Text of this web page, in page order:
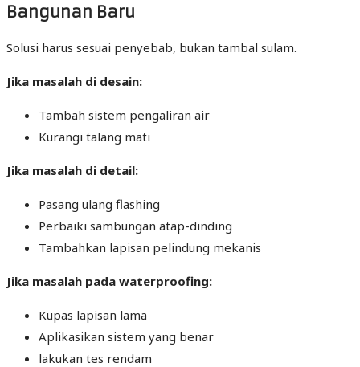
Bangunan Baru
Solusi harus sesuai penyebab, bukan tambal sulam.
Jika masalah di desain:
Tambah sistem pengaliran air
Kurangi talang mati
Jika masalah di detail:
Pasang ulang flashing
Perbaiki sambungan atap-dinding
Tambahkan lapisan pelindung mekanis
Jika masalah pada waterproofing:
Kupas lapisan lama
Aplikasikan sistem yang benar
lakukan tes rendam